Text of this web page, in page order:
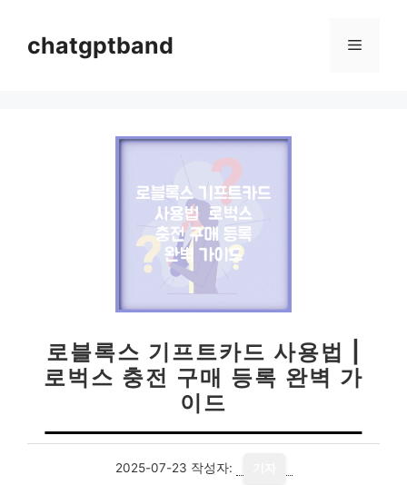
chatgptband 메
로블록스 기프트카드 사용법 |
로벅스 충전 구매 등록 완벽 가
이드
2025-07-23 작성자: